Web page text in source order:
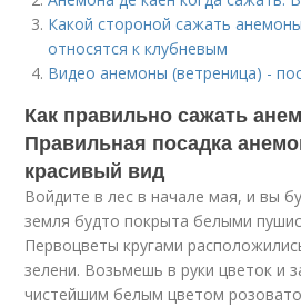
Какой стороной сажать
относятся к клубневым
Видео анемоны (ветреница) -
Как правильно сажать
Правильная посадка
красивый вид
Войдите в лес в начале мая, и вы
земля будто покрыта белыми
Первоцветы кругами
зелени. Возьмешь в руки цветок и
чистейшим белым цветом